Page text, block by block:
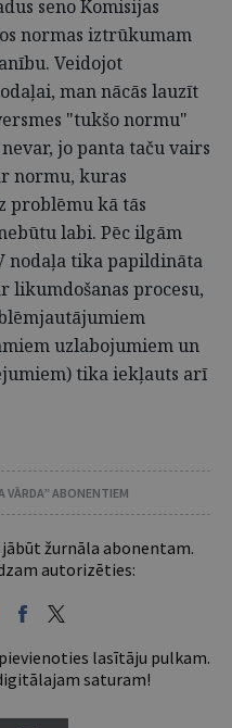
seno Komisijas
normas iztrūkumam
Veidojot
man nācās lauzīt
"tukšo normu"
jo panta taču vairs
normu, kuras
problēmu kā tās
labi. Pēc ilgām
nodaļa tika papildināta
likumdošanas procesu,
uzlabojumiem un
tika iekļauts arī
VĀRDA” ABONENTIEM
žurnāla abonentam.
autorizēties:
lasītāju pulkam.
saturam!